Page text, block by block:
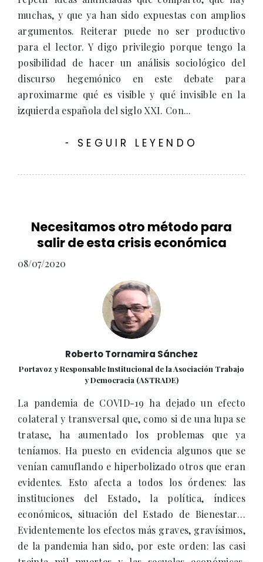
muchas, y que ya han sido expuestas con amplios
argumentos. Reiterar puede no ser productivo
para el lector. Y digo privilegio porque tengo la
posibilidad de hacer un análisis sociológico del
discurso hegemónico en este debate para
aproximarme qué es visible y qué invisible en la
izquierda española del siglo XXI. Con...
- SEGUIR LEYENDO
Necesitamos otro método para
salir de esta crisis económica
08/07/2020
Roberto Tornamira Sánchez
Portavoz y Responsable Institucional de la Asociación Trabajo
y Democracia (ASTRADE)
La pandemia de COVID-19 ha dejado un efecto
colateral y transversal que, como si de una lupa se
tratase, ha aumentado los problemas que ya
teníamos. Ha puesto en evidencia algunos que se
venían camuflando e hiperbolizado otros que eran
evidentes. Esto afecta a todos los órdenes: las
instituciones del Estado, la política, índices
económicos, situación del Estado de Bienestar…
Evidentemente los efectos más graves, gravísimos,
de la pandemia han sido, por este orden: las casi